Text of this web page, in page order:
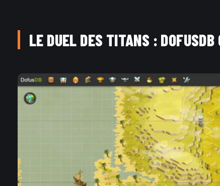
LE DUEL DES TITANS :